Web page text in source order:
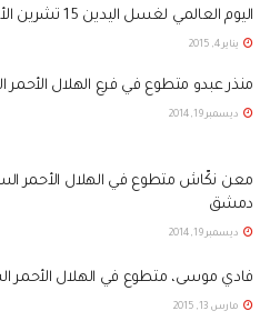
اليوم العالمي لغسل اليدين 15 تشرين الأول
يناير 4, 2015
منذر عبدو متطوع في فرع الهلال
ديسمبر 19, 2014
معن نكّاش متطوع في الهلال الأحمر
دمشق
ديسمبر 19, 2014
فادي موسى، متطوع في الهلال الأحمر
مارس 13, 2015